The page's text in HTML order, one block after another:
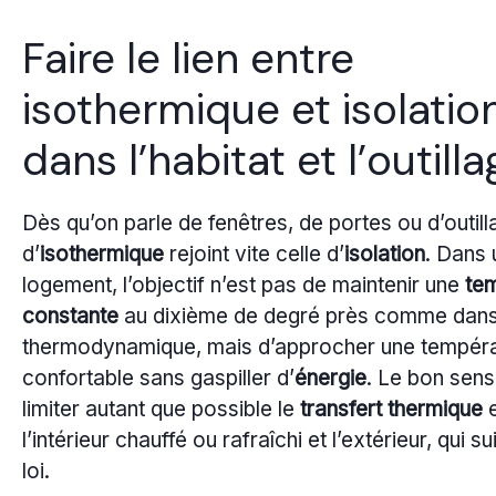
Faire le lien entre
isothermique et
dans l’habitat et
Dès qu’on parle de fenêtres, de portes ou
d’isothermique rejoint vite celle d’isolation. Dans
logement, l’objectif n’est pas de maintenir une
constante au dixième de degré près comme
thermodynamique, mais d’approcher une
confortable sans gaspiller d’énergie. Le bon
limiter autant que possible le transfert thermique
l’intérieur chauffé ou rafraîchi et l’extérieur, qui
loi.